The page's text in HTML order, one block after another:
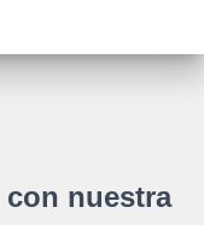
con nuestra